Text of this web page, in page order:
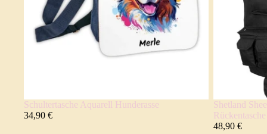
Schultertasche Aquarell Hunderasse
34,90 €
Shetland
48,90 €